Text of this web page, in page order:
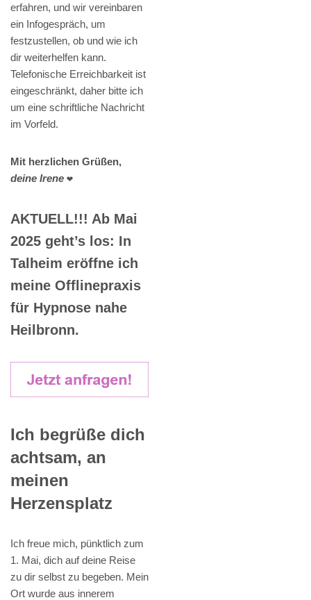
erfahren, und wir vereinbaren
ein Infogespräch, um
festzustellen, ob und wie ich
dir weiterhelfen kann.
Telefonische Erreichbarkeit ist
eingeschränkt, daher bitte ich
um eine schriftliche Nachricht
im Vorfeld.
Mit herzlichen Grüßen,
deine Irene ❤️
AKTUELL!!! Ab Mai
2025 geht’s los: In
Talheim eröffne ich
meine Offlinepraxis
für Hypnose nahe
Heilbronn.
Ich begrüße dich
achtsam, an
meinen
Herzensplatz
Ich freue mich, pünktlich zum
1. Mai, dich auf deine Reise
zu dir selbst zu begeben. Mein
Ort wurde aus innerem